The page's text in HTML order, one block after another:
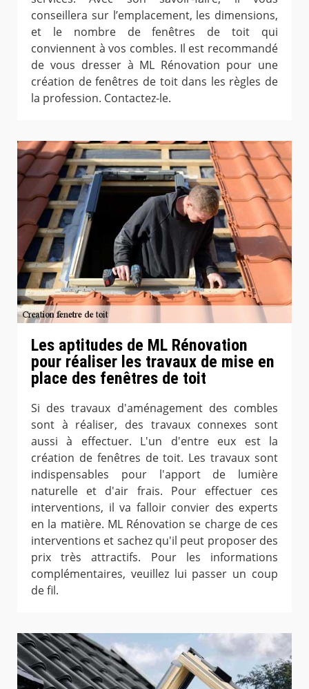
conseillera sur l’emplacement, les dimensions,
et le nombre de fenêtres de toit qui
conviennent à vos combles. Il est recommandé
de vous dresser à ML Rénovation pour une
création de fenêtres de toit dans les règles de
la profession. Contactez-le.
Les aptitudes de ML Rénovation
pour réaliser les travaux de mise en
place des fenêtres de toit
Si des travaux d'aménagement des combles
sont à réaliser, des travaux connexes sont
aussi à effectuer. L'un d'entre eux est la
création de fenêtres de toit. Les travaux sont
indispensables pour l'apport de lumière
naturelle et d'air frais. Pour effectuer ces
interventions, il va falloir convier des experts
en la matière. ML Rénovation se charge de ces
interventions et sachez qu'il peut proposer des
prix très attractifs. Pour les informations
complémentaires, veuillez lui passer un coup
de fil.